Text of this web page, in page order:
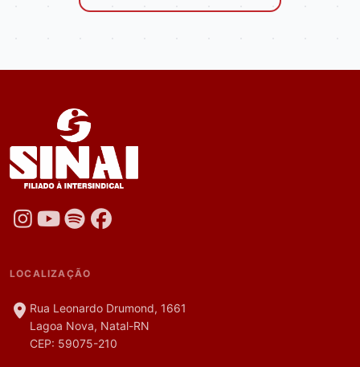
LOCALIZAÇÃO
Rua Leonardo Drumond, 1661
Lagoa Nova, Natal-RN
CEP: 59075-210